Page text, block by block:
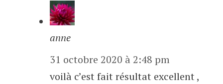
anne
31 octobre 2020 à 2:48 pm
voilà c’est fait résultat excellent ,